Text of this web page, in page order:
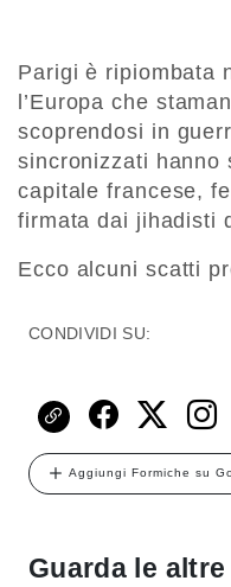
Parigi è ripiombata
l’Europa che
scoprendosi in
sincronizzati hanno
capitale francese,
firmata dai jihadisti
Ecco alcuni scatti
CONDIVIDI SU:
Aggiungi Formiche su
Guarda le